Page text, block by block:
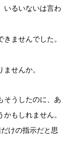
いるいないは言わ
ませんでした。
せんか。
そうしたのに、あ
もしれません。
けの指示だと思